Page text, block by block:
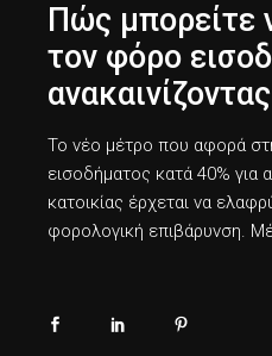
Πώς μπορείτε
τον φόρο
Το νέο μέτρο που αφορά
εισοδήματος κατά 40% για
κατοικίας έρχεται να
φορολογική επιβάρυνση.